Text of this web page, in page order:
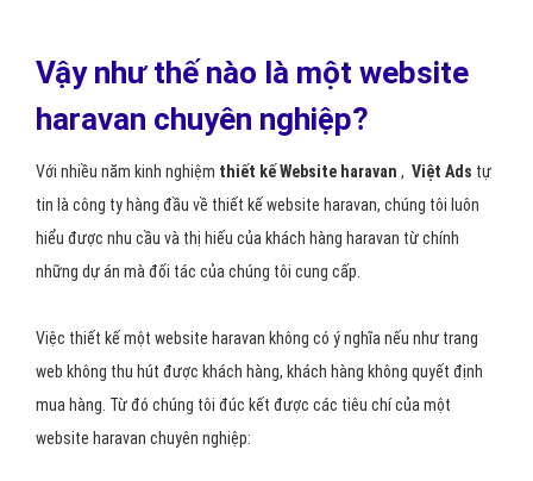
Vậy như thế nào là một website
haravan chuyên nghiệp?
Với nhiều năm kinh nghiệm thiết kế Website haravan , Việt Ads tự
tin là công ty hàng đầu về thiết kế website haravan, chúng tôi luôn
hiểu được nhu cầu và thị hiếu của khách hàng haravan từ chính
những dự án mà đối tác của chúng tôi cung cấp.
Việc thiết kế một website haravan không có ý nghĩa nếu như trang
web không thu hút được khách hàng, khách hàng không quyết định
mua hàng. Từ đó chúng tôi đúc kết được các tiêu chí của một
website haravan chuyên nghiệp: